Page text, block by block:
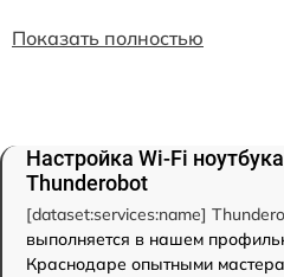
Показать полностью
Настройка Wi-Fi
Thunderobot
[dataset:services:name]
выполняется в нашем
Краснодаре опытными